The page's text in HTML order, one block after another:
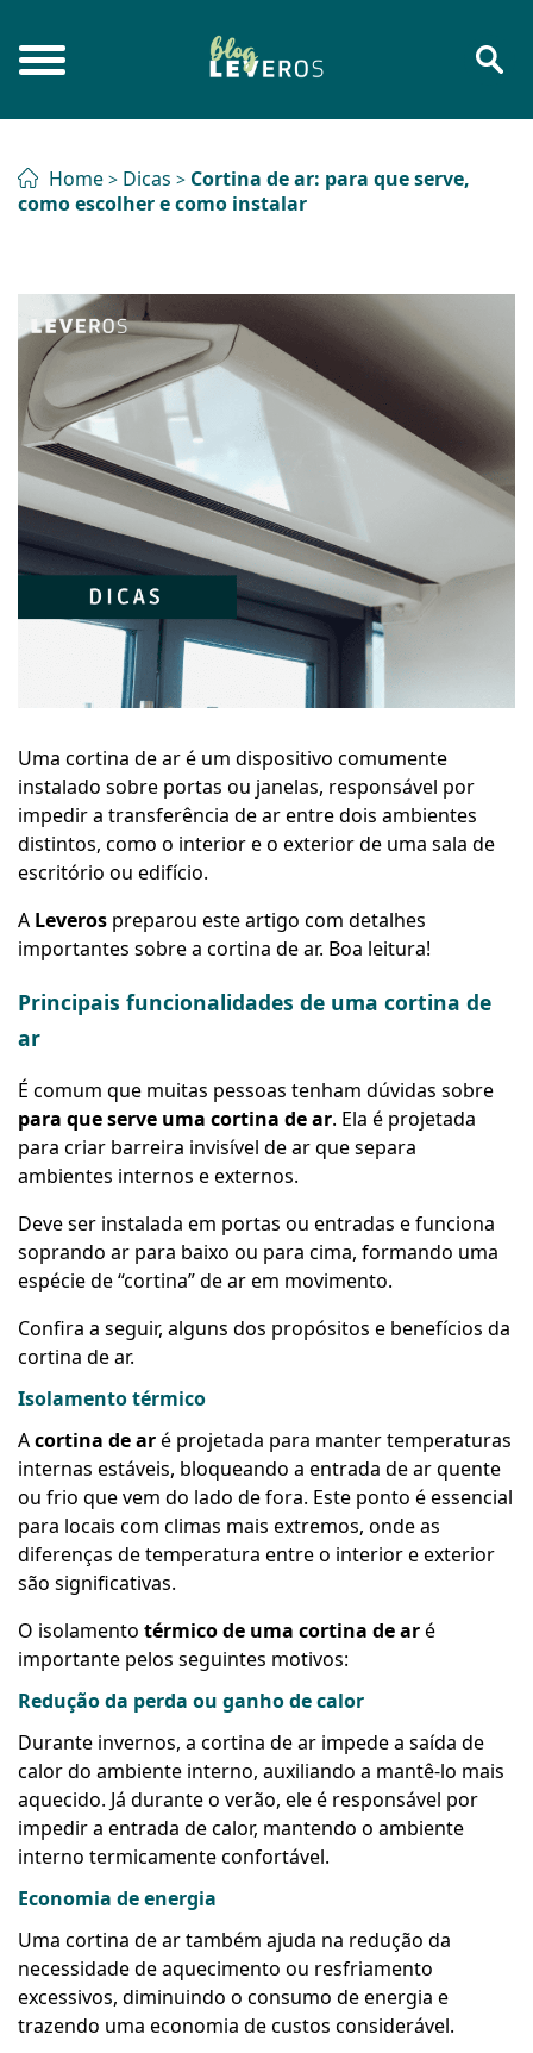
Home > Dicas > Cortina de ar: para que serve,
como escolher e como instalar
Uma cortina de ar é um dispositivo comumente
instalado sobre portas ou janelas, responsável por
impedir a transferência de ar entre dois ambientes
distintos, como o interior e o exterior de uma sala de
escritório ou edifício.
A Leveros preparou este artigo com detalhes
importantes sobre a cortina de ar. Boa leitura!
Principais funcionalidades de uma cortina de
ar
É comum que muitas pessoas tenham dúvidas sobre
para que serve uma cortina de ar. Ela é projetada
para criar barreira invisível de ar que separa
ambientes internos e externos.
Deve ser instalada em portas ou entradas e funciona
soprando ar para baixo ou para cima, formando uma
espécie de “cortina” de ar em movimento.
Confira a seguir, alguns dos propósitos e benefícios da
cortina de ar.
Isolamento térmico
Acortina de aré projetada para manter temperaturas
internas estáveis, bloqueando a entrada de ar quente
ou frio que vem do lado de fora. Este ponto é essencial
para locais com climas mais extremos, onde as
diferenças de temperatura entre o interior e exterior
são significativas.
O isolamento térmico de uma cortina de aré
importante pelos seguintes motivos:
Redução da perda ou ganho de calor
Durante invernos, a cortina de ar impede a saída de
calor do ambiente interno, auxiliando a mantê-lo mais
aquecido. Já durante o verão, ele é responsável por
impedir a entrada de calor, mantendo o ambiente
interno termicamente confortável.
Economia de energia
Uma cortina de ar também ajuda na redução da
necessidade de aquecimento ou resfriamento
excessivos, diminuindo o consumo de energia e
trazendo uma economia de custos considerável.